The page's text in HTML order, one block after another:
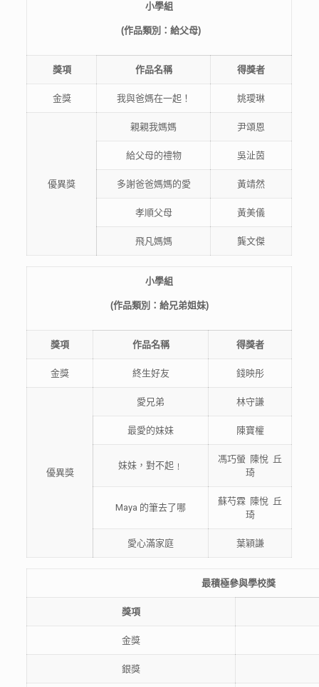
小學組
(作品類別：給父母)
獎項 作品名稱 得獎者
金獎 我與爸媽在一起！ 姚璦琳
優異獎
親親我媽媽 尹頌恩
給父母的禮物 吳沚茵
多謝爸爸媽媽的愛 黃靖然
孝順父母 黃美儀
飛凡媽媽 龔文傑
小學組
(作品類別：給兄弟姐妹)
獎項 作品名稱 得獎者
金獎 終生好友 錢映彤
優異獎
愛兄弟 林守謙
最愛的妹妹 陳寶權
妹妹，對不起﹗
馮巧螢 陳悅 丘
琦
Maya 的筆去了哪
蘇芍霖 陳悅 丘
琦
愛心滿家庭 葉穎謙
最積極參與學校獎
獎項
金獎
銀獎